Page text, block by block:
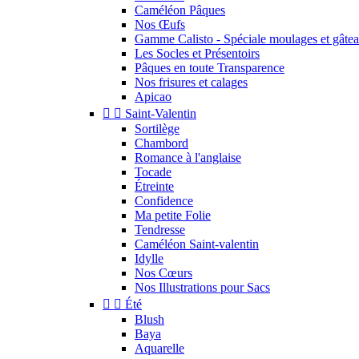
Caméléon Pâques
Nos Œufs
Gamme Calisto - Spéciale moulages et
Les Socles et Présentoirs
Pâques en toute Transparence
Nos frisures et calages
Apicao
  Saint-Valentin
Sortilège
Chambord
Romance à l'anglaise
Tocade
Étreinte
Confidence
Ma petite Folie
Tendresse
Caméléon Saint-valentin
Idylle
Nos Cœurs
Nos Illustrations pour Sacs
  Été
Blush
Baya
Aquarelle